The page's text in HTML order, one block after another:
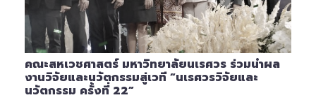
คณะสหเวชศาสตร์ มหาวิทยาลัยนเรศวร ร่วมนำผล
งานวิจัยและนวัตกรรมสู่เวที “นเรศวรวิจัยและ
นวัตกรรม ครั้งที่ 22”